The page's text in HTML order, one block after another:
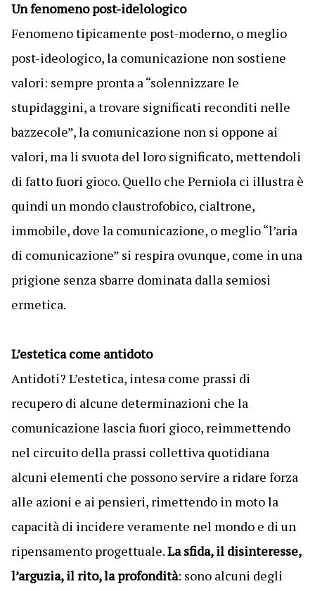
Un fenomeno post-idelologico
Fenomeno tipicamente post-moderno, o meglio
post-ideologico, la comunicazione non sostiene
valori: sempre pronta a “solennizzare le
stupidaggini, a trovare significati reconditi nelle
bazzecole”, la comunicazione non si oppone ai
valori, ma li svuota del loro significato, mettendoli
di fatto fuori gioco. Quello che Perniola ci illustra è
quindi un mondo claustrofobico, cialtrone,
immobile, dove la comunicazione, o meglio “l’aria
di comunicazione” si respira ovunque, come in una
prigione senza sbarre dominata dalla semiosi
ermetica.
L’estetica come antidoto
Antidoti? L’estetica, intesa come prassi di
recupero di alcune determinazioni che la
comunicazione lascia fuori gioco, reimmettendo
nel circuito della prassi collettiva quotidiana
alcuni elementi che possono servire a ridare forza
alle azioni e ai pensieri, rimettendo in moto la
capacità di incidere veramente nel mondo e di un
ripensamento progettuale.La sfida, il disinteresse,
l’arguzia, il rito, la profondità: sono alcuni degli